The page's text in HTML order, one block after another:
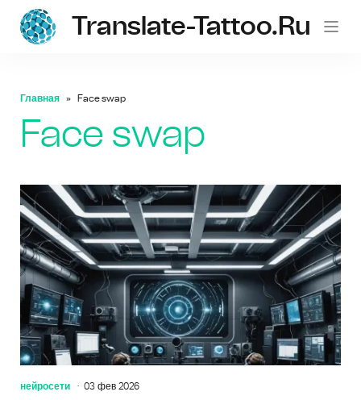
Translate-Tattoo.ru
Главная Face swap
Face swap
нейросети 03 фев 2026